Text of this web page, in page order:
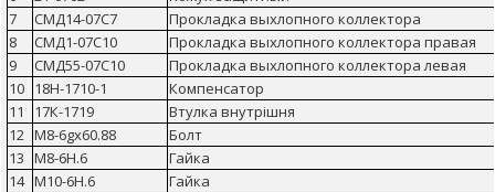
7
СМД14-07С7
Прокладка выхлопного коллектора
8
СМД1-07С10
Прокладка выхлопного коллектора правая
9
СМД55-07С10
Прокладка выхлопного коллектора левая
10 18Н-1710-1
Компенсатор
11
17К-1719
Втулка внутрішня
12 М8-6gх60.88
Болт
13 М8-6Н.6
Гайка
14 М10-6Н.6
Гайка